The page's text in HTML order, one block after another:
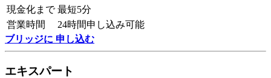
現金化まで 最短5分
営業時間
24時間申し込み可能
ブリッジに 申し込む
エキスパート